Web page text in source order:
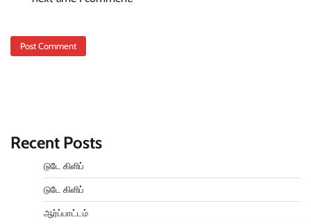
Recent Posts
டுடே கிளிப்
டுடே கிளிப்
ஆர்ப்பாட்டம்